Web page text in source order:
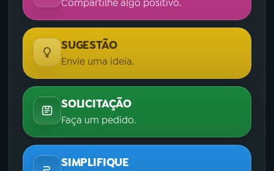
SUGESTÃO
Envie uma ideia.
SOLICITAÇÃO
Faça um pedido.
SIMPLIFIQUE